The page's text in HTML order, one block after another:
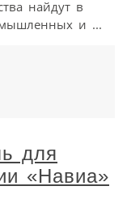
найдут в
и ...
для
«Навиа»